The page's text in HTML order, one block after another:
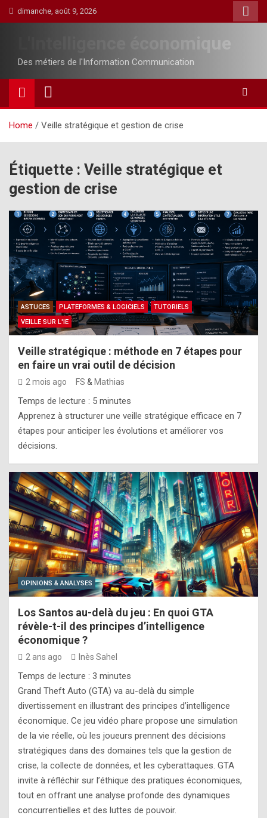
Skip
to
dimanche, août 9, 2026
Des métiers de l'Information Communication
Home Veille stratégique et gestion de crise
Étiquette : Veille stratégique et
gestion de crise
ASTUCES PLATEFORMES & LOGICIELS
TUTORIELS
VEILLE SUR L'IE
Veille stratégique : méthode en 7 étapes pour
en faire un vrai outil de décision
2 mois ago FS & Mathias
Temps de lecture : 5 minutes
Apprenez à structurer une veille stratégique efficace en 7
étapes pour anticiper les évolutions et améliorer vos
décisions.
OPINIONS & ANALYSES
Los Santos au-delà du jeu : En quoi GTA
révèle-t-il des principes d’intelligence
économique ?
2 ans ago Inès Sahel
Temps de lecture : 3 minutes
Grand Theft Auto (GTA) va au-delà du simple
divertissement en illustrant des principes d’intelligence
économique. Ce jeu vidéo phare propose une simulation
de la vie réelle, où les joueurs prennent des décisions
stratégiques dans des domaines tels que la gestion de
crise, la collecte de données, et les cyberattaques. GTA
invite à réfléchir sur l’éthique des pratiques économiques,
tout en offrant une analyse profonde des dynamiques
concurrentielles et des luttes de pouvoir.